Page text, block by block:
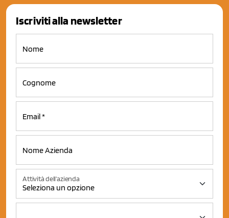
Iscriviti alla newsletter
Attività dell'azienda